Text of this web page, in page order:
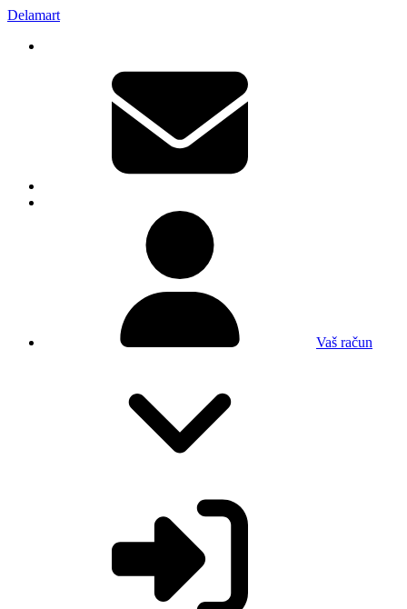
Delamart
Vaš račun